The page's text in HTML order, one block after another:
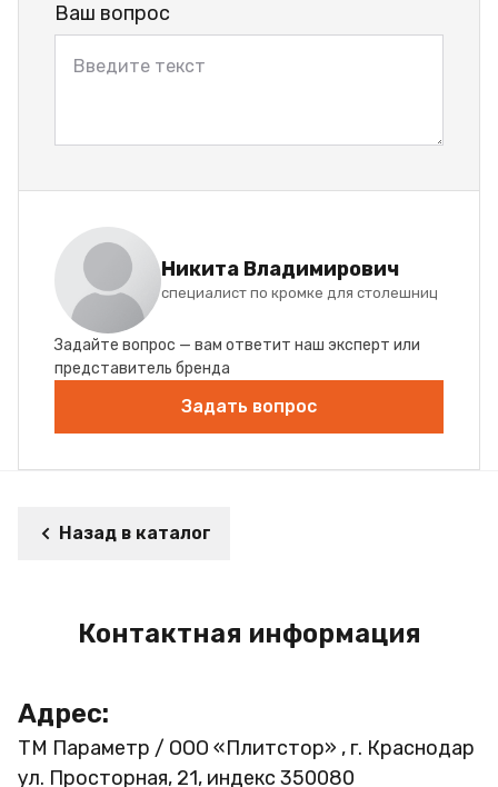
Ваш вопрос
Никита Владимирович
специалист по кромке для столешниц
Задайте вопрос — вам ответит наш эксперт или
представитель бренда
Задать вопрос
Назад в каталог
Контактная информация
Адрес:
ТМ Параметр / ООО «Плитстор» , г. Краснодар
ул. Просторная, 21, индекс 350080